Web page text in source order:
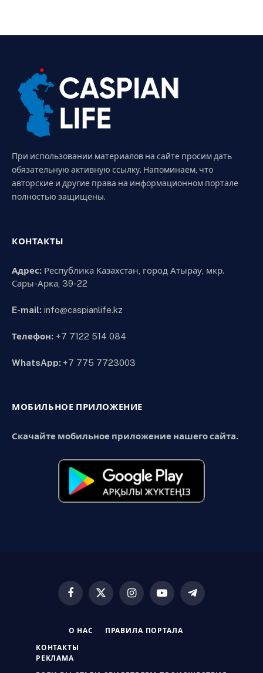
При использовании материалов на сайте просим дать
обязательную активную ссылку. Напоминаем, что
авторские и другие права на информационном портале
полностью защищены.
КОНТАКТЫ
Адрес: Республика Казахстан, город Атырау, мкр.
Сары-Арка, 39-22
E-mail: info@caspianlife.kz
Телефон: +7 7122 514 084
WhatsApp: +7 775 7723003
МОБИЛЬНОЕ ПРИЛОЖЕНИЕ
Скачайте мобильное приложение нашего сайта.
Facebook
X
InstagramYouTubeTelegram
О НАС ПРАВИЛА ПОРТАЛА
КОНТАКТЫ
РЕКЛАМА